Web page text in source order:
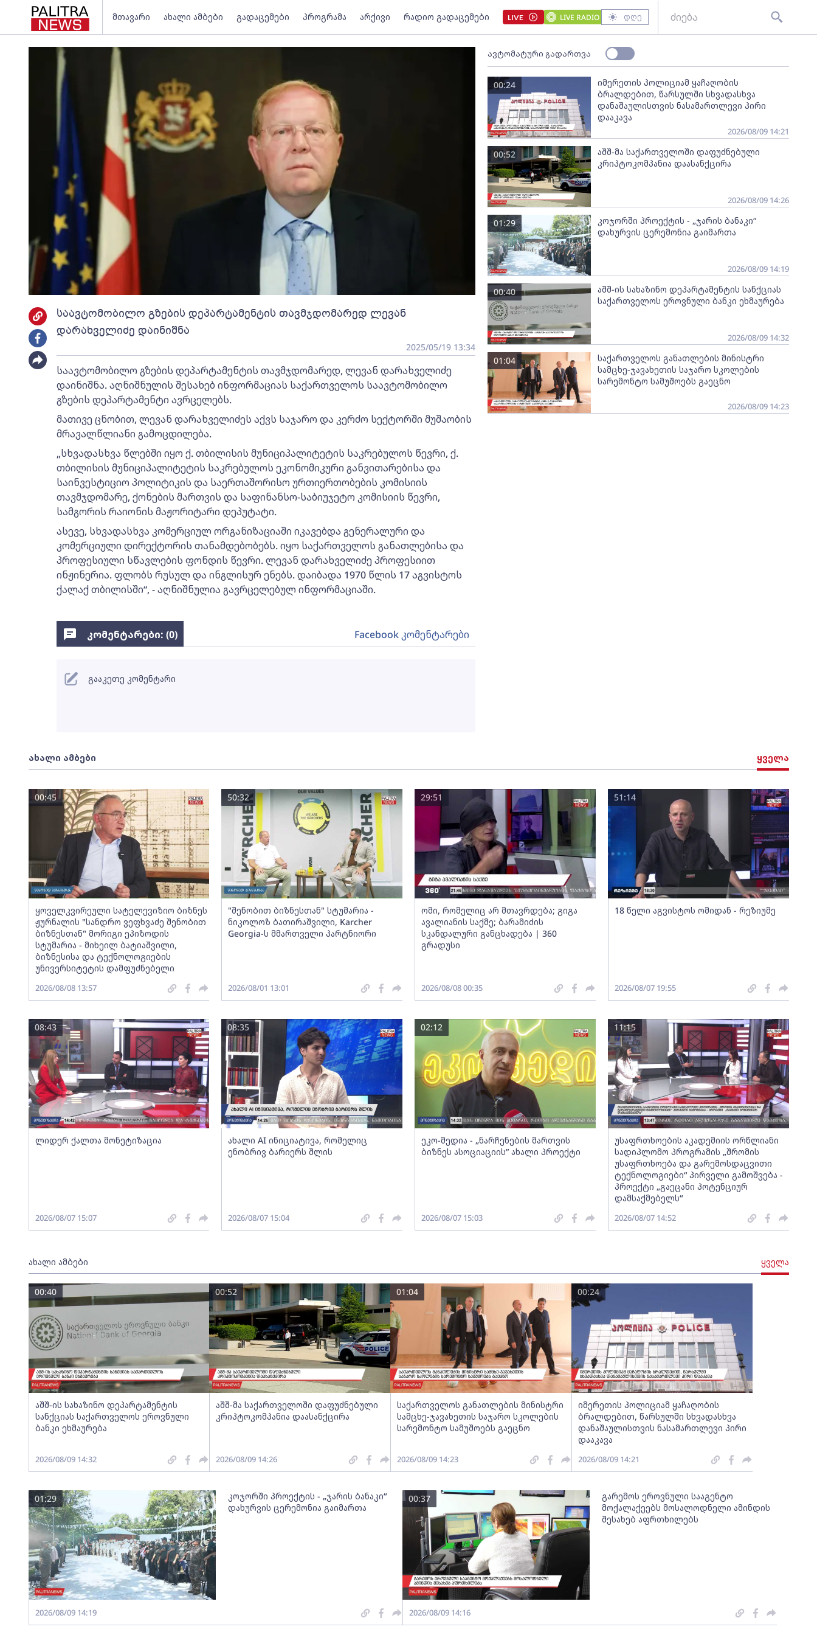
მთავარი ახალი ამბები გადაცემები პროგრამა არქივი რადიო გადაცემები LIVE LIVE RADIO დღე
საავტომობილო გზების დეპარტამენტის თავმჯდომარედ ლევან
დარახველიძე დაინიშნა
2025/05/19 13:34
საავტომობილო გზების დეპარტამენტის თავმჯდომარედ, ლევან დარახველიძე
დაინიშნა. აღნიშნულის შესახებ ინფორმაციას საქართველოს საავტომობილო
გზების დეპარტამენტი ავრცელებს.
მათივე ცნობით, ლევან დარახველიძეს აქვს საჯარო და კერძო სექტორში მუშაობის
მრავალწლიანი გამოცდილება.
„სხვადასხვა წლებში იყო ქ. თბილისის მუნიციპალიტეტის საკრებულოს წევრი, ქ.
თბილისის მუნიციპალიტეტის საკრებულოს ეკონომიკური განვითარებისა და
საინვესტიციო პოლიტიკის და საერთაშორისო ურთიერთობების კომისიის
თავმჯდომარე, ქონების მართვის და საფინანსო-საბიუჯეტო კომისიის წევრი,
სამგორის რაიონის მაჟორიტარი დეპუტატი.
ასევე, სხვადასხვა კომერციულ ორგანიზაციაში იკავებდა გენერალური და
კომერციული დირექტორის თანამდებობებს. იყო საქართველოს განათლებისა და
პროფესიული სწავლების ფონდის წევრი. ლევან დარახველიძე პროფესიით
ინჟინერია. ფლობს რუსულ და ინგლისურ ენებს. დაიბადა 1970 წლის 17 აგვისტოს
ქალაქ თბილისში“, - აღნიშნულია გავრცელებულ ინფორმაციაში.
ავტომატური გადართვა
იმერეთის პოლიციამ ყაჩაღობის
ბრალდებით, წარსულში სხვადასხვა
დანაშაულისთვის ნასამართლევი პირი
დააკავა
00:24
2026/08/09 14:21
აშშ-მა საქართველოში დაფუძნებული
კრიპტოკომპანია დაასანქცირა
00:52
2026/08/09 14:26
კოჯორში პროექტის - „ჯარის ბანაკი“
დახურვის ცერემონია გაიმართა
01:29
2026/08/09 14:19
აშშ-ის სახაზინო დეპარტამენტის სანქციას
საქართველოს ეროვნული ბანკი ეხმაურება
00:40
2026/08/09 14:32
საქართველოს განათლების მინისტრი
სამცხე-ჯავახეთის საჯარო სკოლების
სარემონტო სამუშოებს გაეცნო
01:04
2026/08/09 14:23
ახალი ამბები ყველა
ყოველკვირეული სატელევიზიო ბიზნეს
ჟურნალის "სანდრო ვეფხვაძე შენობით
ბიზნესთან" მორიგი ეპიზოდის
სტუმარია - მიხეილ ბატიაშვილი,
ბიზნესისა და ტექნოლოგიების
უნივერსიტეტის დამფუძნებელი
00:45
2026/08/08 13:57
"შენობით ბიზნესთან" სტუმარია -
ნიკოლოზ ბათირაშვილი, Karcher
Georgia-ს მმართველი პარტნიორი
50:32
2026/08/01 13:01
ომი, რომელიც არ მთავრდება; გიგა
ავალიანის საქმე; ბარამიძის
სკანდალური განცხადება | 360
გრადუსი
29:51
2026/08/08 00:35
18 წელი აგვისტოს ომიდან - რეზიუმე
51:14
2026/08/07 19:55
ლიდერ ქალთა მონეტიზაცია
08:43
2026/08/07 15:07
ახალი AI ინიციატივა, რომელიც
ენობრივ ბარიერს შლის
08:35
2026/08/07 15:04
ეკო-მედია - „ნარჩენების მართვის
ბიზნეს ასოციაციის” ახალი პროექტი
02:12
2026/08/07 15:03
უსაფრთხოების აკადემიის ორწლიანი
სადიპლომო პროგრამის „შრომის
უსაფრთხოება და გარემოსდაცვითი
ტექნოლოგიები“ პირველი გამოშვება -
პროექტი „გაეცანი პოტენციურ
დამსაქმებელს“
11:15
2026/08/07 14:52
ახალი ამბები ყველა
აშშ-ის სახაზინო დეპარტამენტის
სანქციას საქართველოს ეროვნული
ბანკი ეხმაურება
00:40
2026/08/09 14:32
აშშ-მა საქართველოში დაფუძნებული
კრიპტოკომპანია დაასანქცირა
00:52
2026/08/09 14:26
საქართველოს განათლების მინისტრი
სამცხე-ჯავახეთის საჯარო სკოლების
სარემონტო სამუშოებს გაეცნო
01:04
2026/08/09 14:23
იმერეთის პოლიციამ ყაჩაღობის
ბრალდებით, წარსულში სხვადასხვა
დანაშაულისთვის ნასამართლევი პირი
დააკავა
00:24
2026/08/09 14:21
კოჯორში პროექტის - „ჯარის ბანაკი“
დახურვის ცერემონია გაიმართა
01:29
2026/08/09 14:19
გარემოს ეროვნული სააგენტო
მოქალაქეებს მოსალოდნელი ამინდის
შესახებ აფრთხილებს
00:37
2026/08/09 14:16
კომენტარები: (0) Facebook კომენტარები
გააკეთე კომენტარი